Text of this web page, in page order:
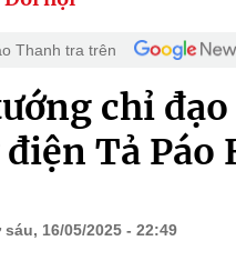
Thanh tra trên
chỉ
Tả Páo
16/05/2025 - 22:49